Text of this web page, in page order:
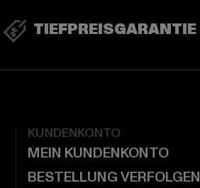
TIEFPREISGARANTIE
KUNDENKONTO
MEIN KUNDENKONTO
BESTELLUNG VERFOLGEN